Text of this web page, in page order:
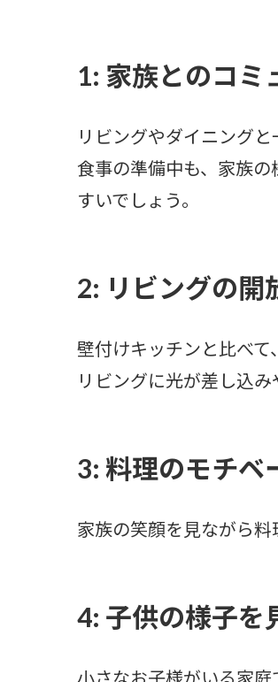
1: 家族とのコミ
リビングやダイニング
食事の準備中も、家族
すいでしょう。
2: リビングの開
壁付けキッチンと比べて
リビングに光が差し込み
3: 料理のモチベ
家族の笑顔を見ながら料
4: 子供の様子を
小さなお子様がいる家